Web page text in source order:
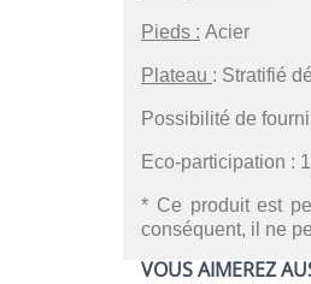
Pieds : Acier
Plateau : Stratifié
Possibilité de
Eco-participation :
* Ce produit est
conséquent, il ne
VOUS AIMEREZ